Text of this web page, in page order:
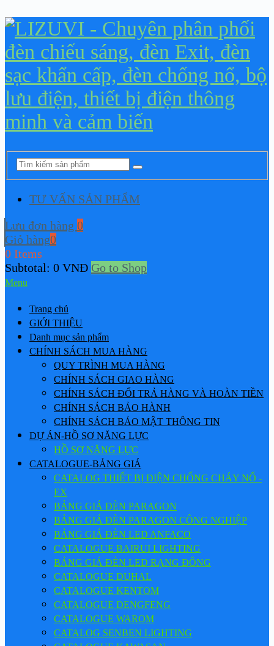
TƯ VẤN SẢN PHẨM
Lưu đơn hàng 0
Giỏ hàng0
0 Items
Subtotal: 0 VNĐ Go to Shop
Menu
Trang chủ
GIỚI THIỆU
Danh mục sản phẩm
CHÍNH SÁCH MUA HÀNG
QUY TRÌNH MUA HÀNG
CHÍNH SÁCH GIAO HÀNG
CHÍNH SÁCH ĐỔI TRẢ HÀNG VÀ HOÀN TIỀN
CHÍNH SÁCH BẢO HÀNH
CHÍNH SÁCH BẢO MẬT THÔNG TIN
DỰ ÁN-HỒ SƠ NĂNG LỰC
HỒ SƠ NĂNG LỰC
CATALOGUE-BẢNG GIÁ
CATALOG THIẾT BỊ ĐIỆN CHỐNG CHÁY NỔ -
EX
BẢNG GIÁ ĐÈN PARAGON
BẢNG GIÁ ĐÈN PARAGON CÔNG NGHIỆP
BẢNG GIÁ ĐÈN LED ANFACO
CATALOGUE BAIRUI LIGHTING
BẢNG GIÁ ĐÈN LED RẠNG ĐÔNG
CATALOGUE DUHAL
CATALOGUE KENTOM
CATALOGUE DENGFENG
CATALOGUE WAROM
CATALOG SENBEN LIGHTING